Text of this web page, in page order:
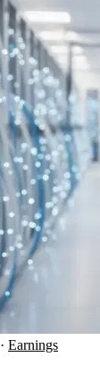
· Earnings